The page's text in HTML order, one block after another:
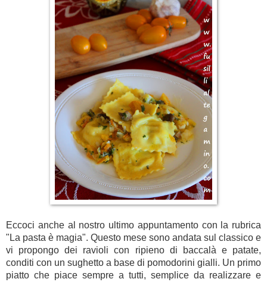
Eccoci anche al nostro ultimo appuntamento con la rubrica
"La pasta è magia". Questo mese sono andata sul classico e
vi propongo dei ravioli con ripieno di baccalà e patate,
conditi con un sughetto a base di pomodorini gialli. Un primo
piatto che piace sempre a tutti, semplice da realizzare e